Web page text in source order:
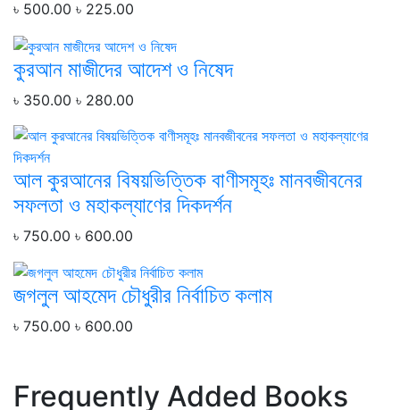
৳ 500.00 ৳ 225.00
কুরআন মাজীদের আদেশ ও নিষেদ
৳ 350.00 ৳ 280.00
আল কুরআনের বিষয়ভিত্তিক বাণীসমূহঃ মানবজীবনের
সফলতা ও মহাকল্যাণের দিকদর্শন
৳ 750.00 ৳ 600.00
জগলুল আহমেদ চৌধুরীর নির্বাচিত কলাম
৳ 750.00 ৳ 600.00
Frequently Added Books